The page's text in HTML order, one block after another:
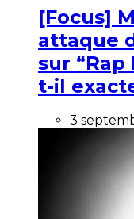
[Focus]
attaque
sur “Rap
t-il
3